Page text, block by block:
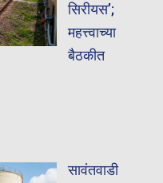
सिरीयस’;
महत्त्वाच्या
बैठकीत
सावंतवाडी